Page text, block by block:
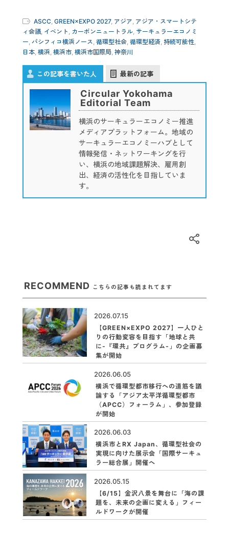
ASCC, GREEN×EXPO 2027, アジア, アジア・スマートシテ
ィ会議, イベント , カーボンニュートラル, サーキュラーエコノミ
ー, パシフィコ横浜ノース, 循環型社会, 循環型経済, 持続可能性,
日本, 横浜, 横浜市, 横浜市国際局, 神奈川
この記事を書いた人 最新の記事
Circular Yokohama
Editorial Team
横浜のサーキュラーエコノミー推進
メディアプラットフォーム。地域の
サーキュラーエコノミーハブとして
情報発信・ネットワーキングを行
い、横浜の地域課題解決、雇用創
出、経済の活性化を目指していま
す。
RECOMMEND こちらの記事も読まれてます
2026.07.15
【GREEN×EXPO 2027】一人ひと
りの行動変容を目指す「地球と共
に-『環共』プログラム-」の企画募
集が開始
2026.06.05
横浜で循環型都市移行への道筋を議
論する「アジア太平洋循環型都市
（APCC）フォーラム」、参加登録
が開始
2026.06.03
横浜市とRX Japan、循環型社会の
実現に向けた展示会「国際サーキュ
ラー総合展」開催へ
2026.05.15
【6/15】金沢八景を舞台に「海の課
題を、未来の企画に変える」フィー
ルドワークが開催